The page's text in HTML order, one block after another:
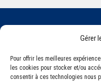
Gérer
Pour offrir les meilleures
les cookies pour stocker et/ou
consentir à ces technologies nous
84,
CS 80221 -